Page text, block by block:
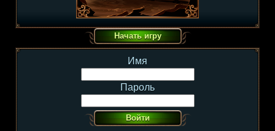
Имя
Пароль